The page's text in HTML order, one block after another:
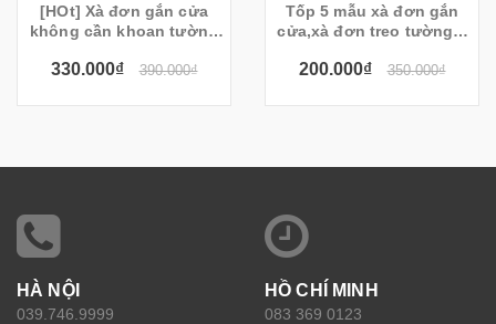
[HOt] Xà đơn gắn cửa
không cần khoan tường
330.000₫ 390.000₫
Tốp 5 mẫu xà đơn gắn
cửa,xà đơn treo tường k
200.000₫ 350.000₫
HÀ NỘI
039.746.9999
HỒ CHÍ MINH
083 369 0123